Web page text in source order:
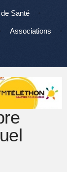
Santé
Associations